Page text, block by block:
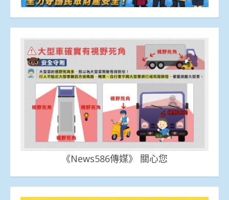
《News586傳媒》 關心您